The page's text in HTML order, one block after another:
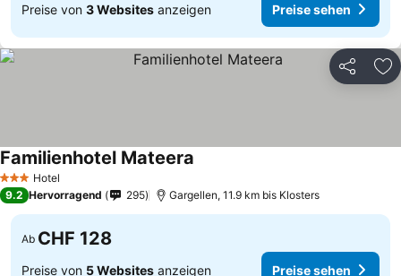
Preise von 3 Websites anzeigen Preise sehen
Teilen
3 SterneHotel
Familienhotel Mateera
9.2 Hervorragend 295 Gargellen, 11.9 km bis Klosters
Ab CHF 128
Preise von 5 Websites anzeigen Preise sehen